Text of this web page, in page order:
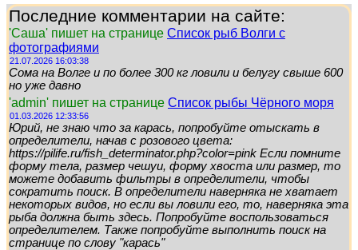
Последние комментарии на сайте:
'Саша' пишет на странице Список рыб Волги с
фотографиями
21.07.2026 16:03:38
Сома на Волге и по более 300 кг ловили и белугу свыше 600
но уже давно
'admin' пишет на странице Список рыбы Чёрного моря
01.03.2026 12:33:56
Юрий, не знаю что за карась, попробуйте отыскать в
определители, начав с розового цвета:
https://pilife.ru/fish_determinator.php?color=pink Если помните
форму тела, размер чешуи, форму хвоста или размер, то
можете добавить фильтры в определители, чтобы
сократить поиск. В определители наверняка не хватает
некоторых видов, но если вы ловили его, то, наверняка эта
рыба должна быть здесь. Попробуйте воспользоваться
определителем. Также попробуйте выполнить поиск на
странице по слову "карась"